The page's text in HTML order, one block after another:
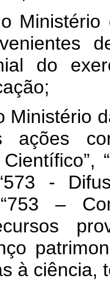
Ministério
do
Ministério
ações
-
–
à ciência,